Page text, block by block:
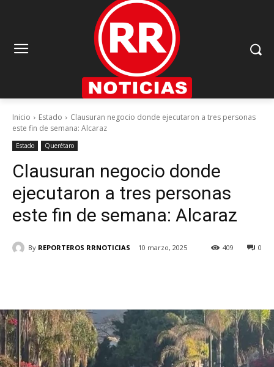
Inicio Estado
Clausuran negocio donde ejecutaron a tres personas
este fin de semana: Alcaraz
Estado Querétaro
Clausuran negocio donde
ejecutaron a tres personas
este fin de semana: Alcaraz
By REPORTEROS RRNOTICIAS 10 marzo, 2025 0
409